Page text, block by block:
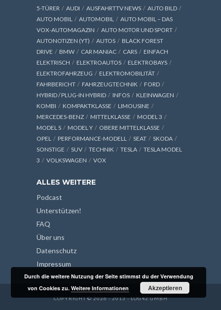
5-TÜRER AUDI AUSFAHRTTV NEWS
AUTO BILD
AUTO MOBIL
AUTOMOBIL
AUTO MOBIL – DAS
VOX-AUTOMAGAZIN
AUTO MOTOR UND SPORT
AUTONOTIZEN (YT)
AUTOS
BLACK FOREST
DRIVE
BMW CAR MANIAC CARS
EINFACH
ELEKTRISCH
ELEKTROAUTOS
ELEKTROBAYS
ELEKTROFAHRZEUG
ELEKTROMOBILITÄT
FAHRBERICHT
FAHRZEUGTECHNIK
FORD
HYBRID / PLUG-IN HYBRID
INFOS
KLEINWAGEN
KOMBI
KOMPAKTKLASSE
LIMOUSINE
MERCEDES-BENZ
MITTELKLASSE
MODEL 3
MODEL S
MODEL Y
OBERE MITTELKLASSE
OPEL
PERFORMANCE-MODELL SEAT
SKODA
SONSTIGE
SUV TECHNIK TESLA
TESLA MODEL
3
VOLKSWAGEN VOX
ALLES WEITERE
Podcast
Unterstützen!
FAQ
Über uns
Datenschutz
Impressum
COPYRIGHT © 2026 - 2013 - LOG42 GMBH
Durch die weitere Nutzung der Seite stimmst du der Verwendung
von Cookies zu.Weitere Informationen Akzeptieren